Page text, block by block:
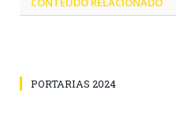
PORTARIAS 2024